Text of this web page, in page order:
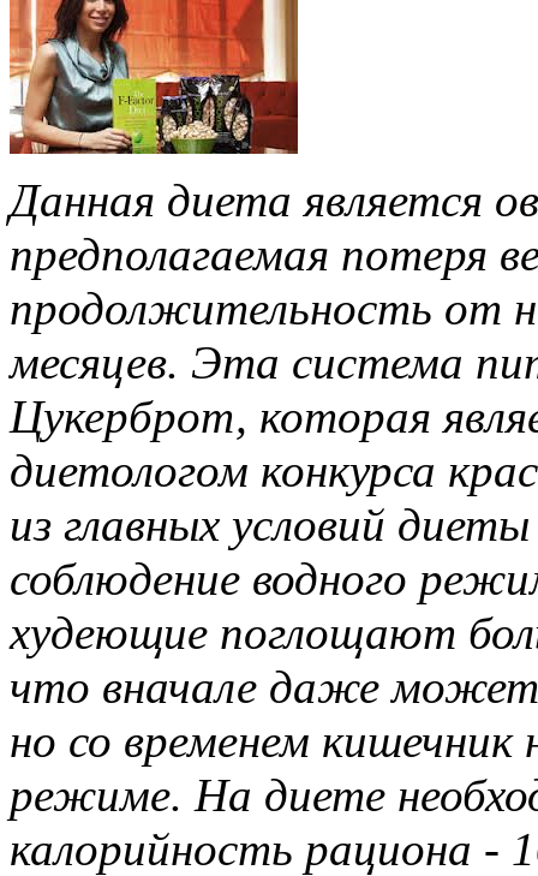
Данная диета является
предполагаемая потеря
продолжительность от
месяцев. Эта система
Цукерброт, которая
диетологом конкурса
из главных условий
соблюдение водного
худеющие поглощают
что вначале даже
но со временем
режиме. На диете
калорийность рациона -